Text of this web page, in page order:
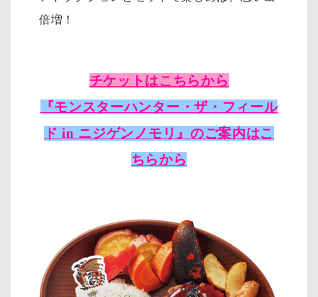
倍増！
チケットはこちらから
『モンスターハンター・ザ・フィール
ド in ニジゲンノモリ』のご案内はこ
ちらから